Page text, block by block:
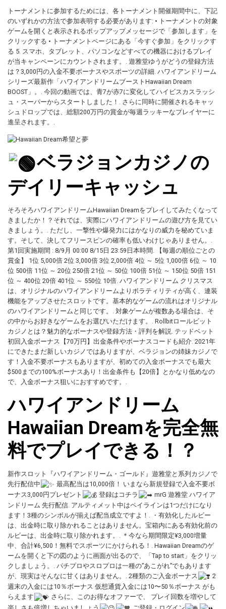
トーナメントに参加するためには、各トーナメント開催期間中に、下記
のいずれかの方法で参加表明する必要があります: • トーナメントの対象
ゲームを開くと表示されるポップアップメッセージで「参加します」を
クリックする • トーナメントページにある「今すぐ参加」をクリックす
る 5. スマホ、タブレット、パソコンなどすべての機器におけるプレイ
が当キャンペーンにカウントされます。. 遊雅堂ゆうがどうの登録方法
は？3,000円の入金不要ボーナスやスポーツの詳細. ハワイアンドリーム
シリーズ最新作「ハワイアンドリームブーストHawaiian Dream
BOOST」。. 今回の動画では、青7が赤7に変化してハイビスカスラッシ
ュ・スーパーからスタートしました！. さらに同時に開催されるキャッ
シュドロップでは、総額200万円の賞金が毎週ラッキーなプレイヤーに
進呈されます。.
ベラジョンカジノの
デイリーキャッシュ
そろそろハワイアンドリームHawaiian Dreamをプレイしてみたくなって
きましたか！？それでは、実際にハワイアンドリームの遊び方を見てい
きましょう。. ただし、一撃性や爆発力にはかなりの威力を秘めていま
す。そして、決してフリースピンの確率も低いわけじゃありません。.
第1回実施期間 : 8/9月 00:00 8/15日 23:59日本時間. 【毎週の順位ごとの
賞金】 1位 5,000倍 2位 3,000倍 3位 2,000倍 4位 ～ 5位 1,000倍 6位 ～ 10
位 500倍 11位 ～ 20位 250倍 21位 ～ 50位 100倍 51位 ～ 150位 50倍 151
位 ～ 400位 20倍 401位 ～ 550位 10倍. ハワイアンドリーム クリスマス
は、オリジナルのハワイアンドリームよりボラティリティが高く、連装
機能をアップさせたスロットです。基本的なゲームの流れはオリジナル
のハワイアンドリームと同じです。. 対象ゲームが複数ある場合は、そ
の中からお好きなゲームをお選びいただけます。. Rollbitロールビット
カジノとは？魅力的なボーナスや登録方法・評判を解説. テッドベット
初回入金ボーナス【70万円】出金条件やボーナスコードも紹介. 2021年
にできたまだ新しいカジノではありますが、ベラジョンの姉妹カジノで
す！入金不要ボーナスもありますが、初めての入金ボーナスでも最大
$500までの100%ボーナスあり！出金条件も【20倍】とかなり低めなの
で、入金ボーナス狙いにおすすめです。.
ハワイアンドリーム
Hawaiian Dreamを完全無
料でプレイできる！？
新作スロット『ハワイアンドリーム・ゴールド』遊雅堂と系列カジノで
先行配信中
最高配当は10,000倍！ いまなら新規登録で入金不要ボ
ーナス3,000円プレゼント
登録はコチラ
mrG 遊雅堂 ハワイア
ンドリーム 先行配信. アルティメット中はペイラインは1つだけになり
ます！3種のシンボルが揃えば配当成立ですよ！. ・有効化したルビー
は、出金時に取り除かれることはありません。宝箱内にある有効化前の
ルビーは、出金時に取り除かれます。. ＊今なら期間限定¥3,000増量
中、合計¥6,500！無料でスポーツにかけられる！. Hawaiian Dreamのゲ
ームを開くと下の図のように画面が出るので、「Tap to start」をクリッ
クしましょう。. パチプロやスロプロは一種の”あこがれ”でもあります
が、現実はそんなに甘くはありません。. 2種類のご入金ボーナス
2
週末の入金には10％ボーナス 仮想通貨入金には10〜50％ボーナス がも
らえます
さらに、このお得なオファーで、 プレイ回数を増やして